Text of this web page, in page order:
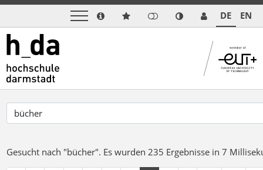
DE EN
Gesucht nach "bücher". Es wurden 235 Ergebnisse in 7